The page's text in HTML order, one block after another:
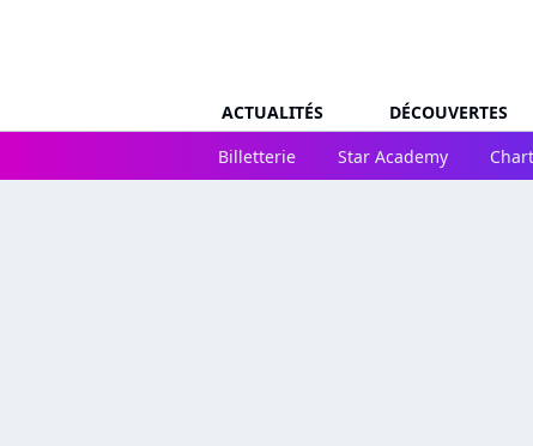
ACTUALITÉS DÉCOUVERTES
Billetterie
Star Academy